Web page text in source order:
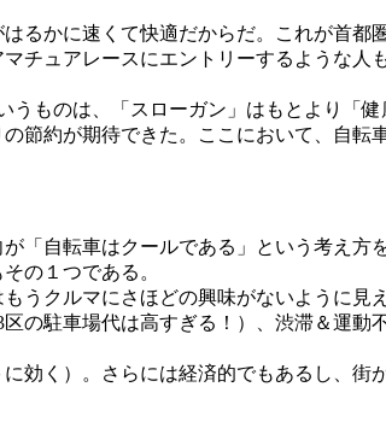
かに速くて快適だからだ。これが首都
チュアレースにエントリーするような人
ものは、「スローガン」はもとより「
約が期待できた。ここにおいて、自転
「自転車はクールである」という考え方
その１つである。
クルマにさほどの興味がないように見
の駐車場代は高すぎる！）、渋滞＆運動
く）。さらには経済的でもあるし、街